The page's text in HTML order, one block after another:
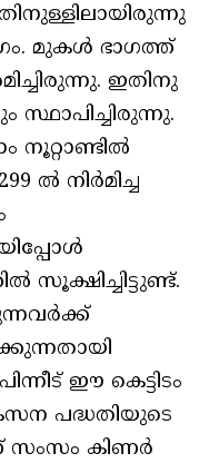
മുകള്‍ ഭാഗത്ത്
ഇതിനു
സ്ഥാപിച്ചിരുന്നു.
നൂറ്റാണ്ടില്‍
ല്‍ നിര്‍മിച്ച
സൂക്ഷിച്ചിട്ടുണ്ട്.
ഈ കെട്ടിടം
പദ്ധതിയുടെ
സംസം കിണര്‍